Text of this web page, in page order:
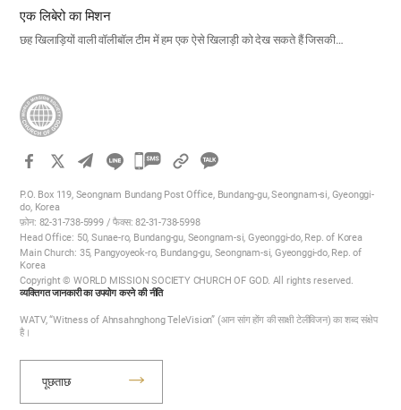
एक लिबेरो का मिशन
छह खिलाड़ियों वाली वॉलीबॉल टीम में हम एक ऐसे खिलाड़ी को देख सकते हैं जिसकी…
카
오
톡
공
하
기
P.O. Box 119, Seongnam Bundang Post Office, Bundang-gu, Seongnam-si, Gyeonggi-
do, Korea
फ़ोन: 82-31-738-5999 / फैक्स: 82-31-738-5998
Head Office: 50, Sunae-ro, Bundang-gu, Seongnam-si, Gyeonggi-do, Rep. of Korea
Main Church: 35, Pangyoyeok-ro, Bundang-gu, Seongnam-si, Gyeonggi-do, Rep. of
Korea
Copyright © WORLD MISSION SOCIETY CHURCH OF GOD. All rights reserved.
व्यक्तिगत जानकारी का उपयोग करने की नीति
WATV, “Witness of Ahnsahnghong TeleVision” (आन सांग होंग की साक्षी टेलीविजन) का शब्द संक्षेप
है।
पूछताछ